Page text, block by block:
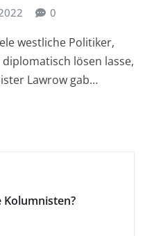
0
westliche Politiker,
lösen lasse,
Lawrow gab…
Kolumnisten?